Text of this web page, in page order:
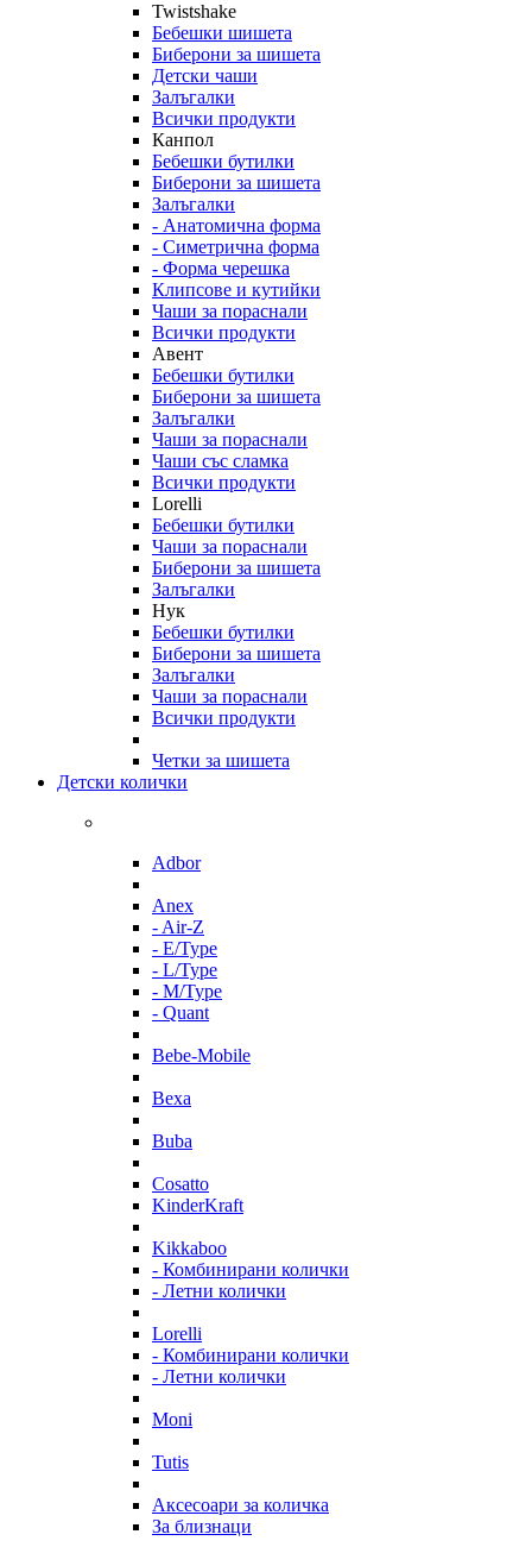
Twistshake
Бебешки шишета
Биберони за шишета
Детски чаши
Залъгалки
Всички продукти
Канпол
Бебешки бутилки
Биберони за шишета
Залъгалки
- Анатомична форма
- Симетрична форма
- Форма черешка
Клипсове и кутийки
Чаши за пораснали
Всички продукти
Авент
Бебешки бутилки
Биберони за шишета
Залъгалки
Чаши за пораснали
Чаши със сламка
Всички продукти
Lorelli
Бебешки бутилки
Чаши за пораснали
Биберони за шишета
Залъгалки
Нук
Бебешки бутилки
Биберони за шишета
Залъгалки
Чаши за пораснали
Всички продукти
Четки за шишета
Детски колички
Adbor
Anex
- Air-Z
- E/Type
- L/Type
- M/Type
- Quant
Bebe-Mobile
Bexa
Buba
Cosatto
KinderKraft
Kikkaboo
- Комбинирани колички
- Летни колички
Lorelli
- Комбинирани колички
- Летни колички
Moni
Tutis
Аксесоари за количка
За близнаци